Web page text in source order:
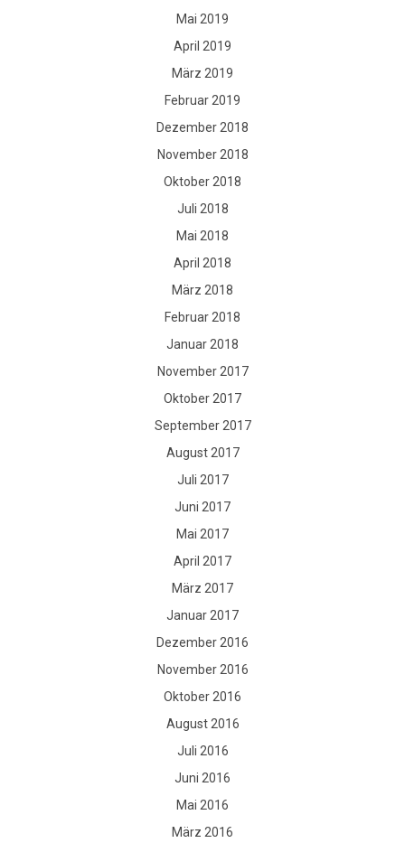
Mai 2019
April 2019
März 2019
Februar 2019
Dezember 2018
November 2018
Oktober 2018
Juli 2018
Mai 2018
April 2018
März 2018
Februar 2018
Januar 2018
November 2017
Oktober 2017
September 2017
August 2017
Juli 2017
Juni 2017
Mai 2017
April 2017
März 2017
Januar 2017
Dezember 2016
November 2016
Oktober 2016
August 2016
Juli 2016
Juni 2016
Mai 2016
März 2016